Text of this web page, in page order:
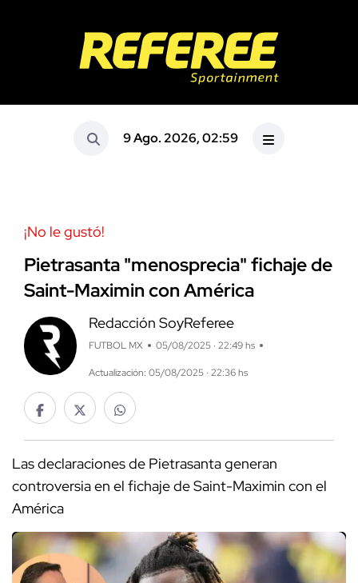
9 Ago. 2026, 02:59
¡No le gustó!
Pietrasanta "menosprecia" fichaje de
Saint-Maximin con América
Redacción SoyReferee
FUTBOL MX 05/08/2025 · 22:49 hs
Actualización: 05/08/2025 · 22:36 hs
Las declaraciones de Pietrasanta generan
controversia en el fichaje de Saint-Maximin con el
América